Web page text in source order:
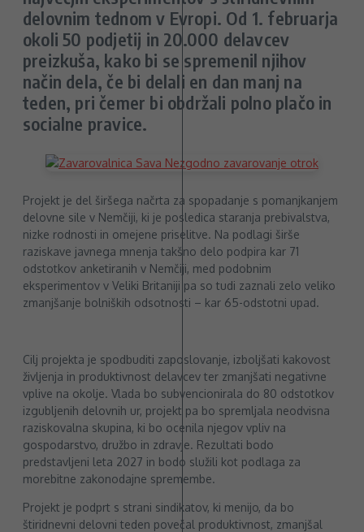
delovnim tednom v Evropi. Od 1. februarja
okoli 50 podjetij in 20.000 delavcev
preizkuša, kako bi se spremenil njihov
način dela, če bi delali en dan manj na
teden, pri čemer bi obdržali polno plačo in
socialne pravice.
Projekt je del širšega načrta za spopadanje s pomanjkanjem
delovne sile v Nemčiji, ki je posledica staranja prebivalstva,
nizke rodnosti in omejene priselitve. Na podlagi širše
raziskave javnega mnenja takšno delo podpira kar 71
odstotkov anketiranih v Nemčiji, med podobnim
eksperimentov v Veliki Britaniji pa so tudi zaznali zelo veliko
zmanjšanje bolniških odsotnosti – kar 65-odstotni upad.
Cilj projekta je spodbuditi zaposlovanje, izboljšati kakovost
življenja in produktivnost delavcev ter zmanjšati negativne
vplive na okolje. Vlada bo subvencionirala do 80 odstotkov
izgubljenih delovnih ur, projekt pa bo spremljala neodvisna
raziskovalna skupina, ki bo ocenila njegov vpliv na
gospodarstvo, družbo in zdravje. Rezultati bodo
predstavljeni leta 2027 in bodo služili kot podlaga za
morebitne zakonodajne spremembe.
Projekt je podprt s strani sindikatov, ki menijo, da bo
štiridnevni delovni teden povečal produktivnost, zmanjšal